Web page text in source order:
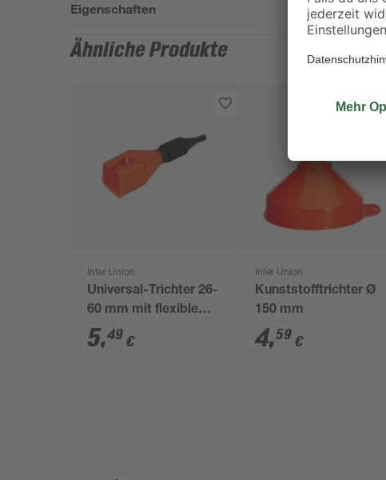
Eigenschaften
Ähnliche Produkte
Inter Union
Universal-Trichter 26-
60 mm mit flexiblem
Schlauch
5,49 €
Inter Union
Kunststofftrichter Ø
150 mm
4,59 €